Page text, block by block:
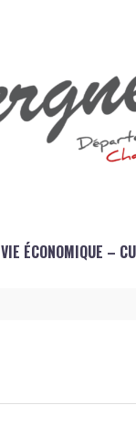
VIE ÉCONOMIQUE –